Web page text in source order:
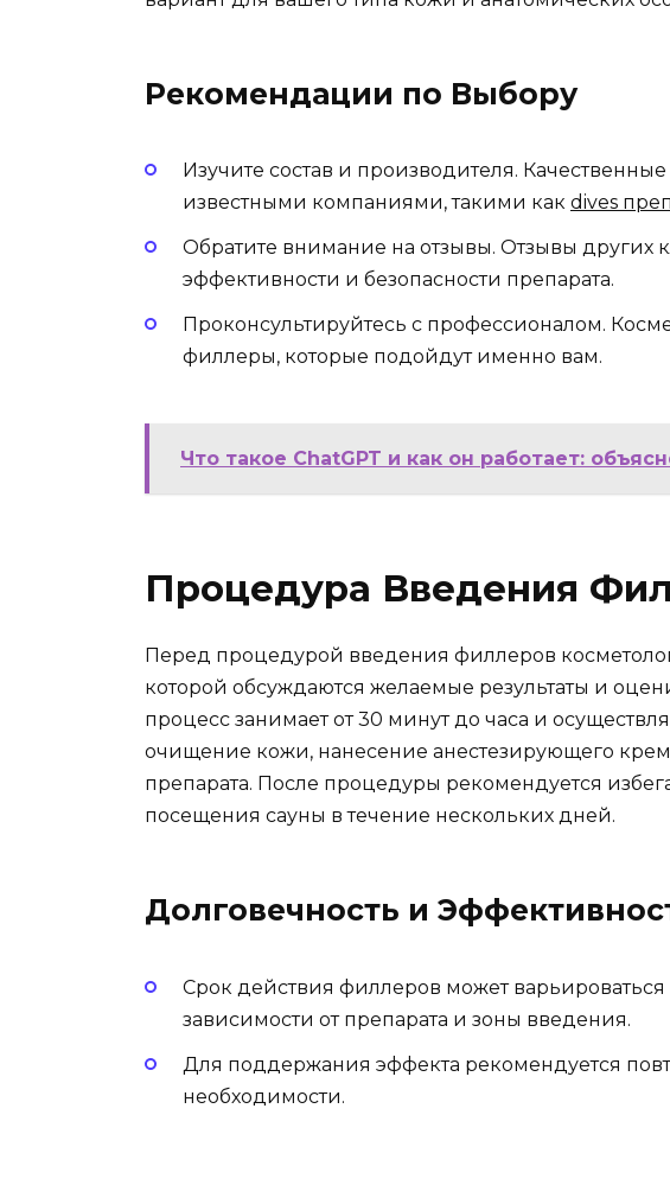
Рекомендации по Выбору
Изучите состав и производителя.
известными компаниями, такими как dives
Обратите внимание на отзывы. Отзывы других
эффективности и безопасности препарата.
Проконсультируйтесь с профессионалом.
филлеры, которые подойдут именно вам.
Что такое ChatGPT и как он работает:
Процедура Введения
Перед процедурой введения филлеров
которой обсуждаются желаемые результаты и
процесс занимает от 30 минут до часа и
очищение кожи, нанесение анестезирующего
препарата. После процедуры рекомендуется
посещения сауны в течение нескольких дней.
Долговечность и
Срок действия филлеров может варьироваться
зависимости от препарата и зоны введения.
Для поддержания эффекта рекомендуется
необходимости.